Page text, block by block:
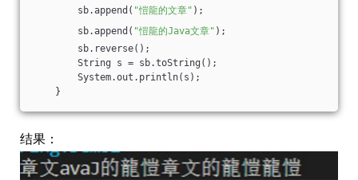
sb.append( "愷龍的文章" );
sb.append( "愷龍的Java文章" );
sb.reverse();
String s = sb.toString();
System.out.println(s);
}
结果：